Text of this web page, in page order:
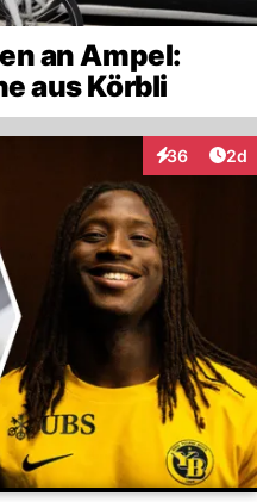
an Ampel:
aus Körbli
36
Interaktionen
2d